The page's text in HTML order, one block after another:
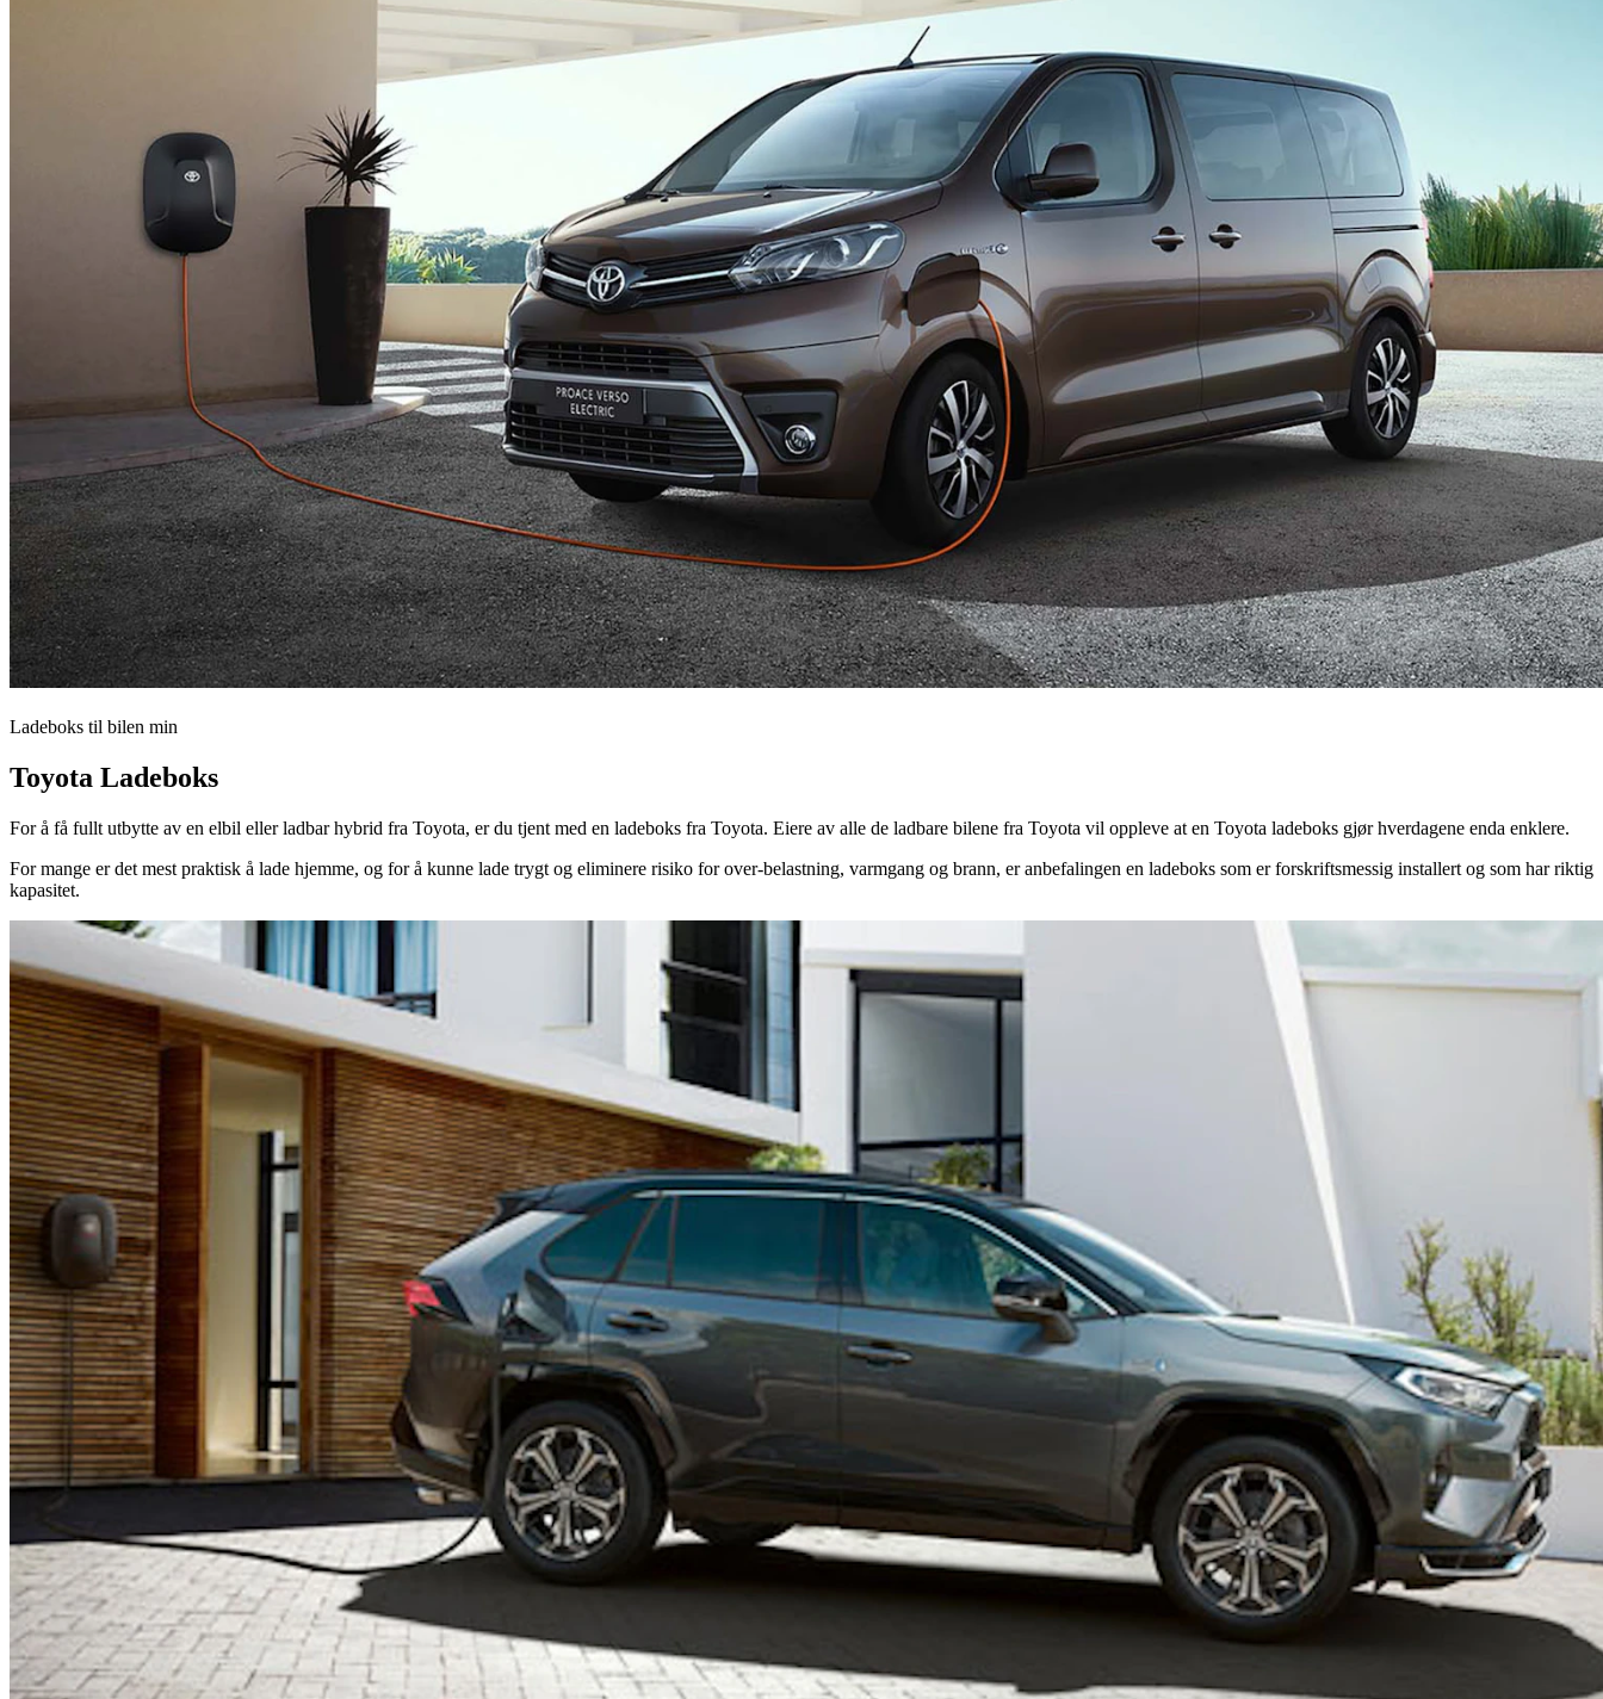
Ladeboks til bilen min
Toyota Ladeboks
For å få fullt utbytte av en elbil eller ladbar hybrid fra Toyota, er du tjent med en ladeboks fra Toyota. Eiere av alle de ladbare bilene fra Toyota vil oppleve at en Toyota ladeboks gjør hverdagene enda enklere.
For mange er det mest praktisk å lade hjemme, og for å kunne lade trygt og eliminere risiko for over-belastning, varmgang og brann, er anbefalingen en ladeboks som er forskriftsmessig installert og som har riktig
kapasitet.